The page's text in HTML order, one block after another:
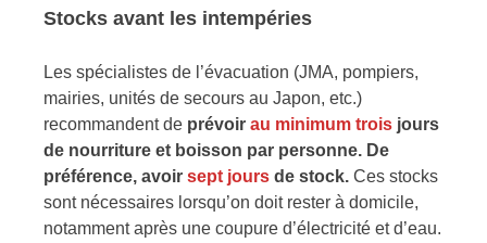
Stocks avant les intempéries
Les spécialistes de l’évacuation (JMA, pompiers,
mairies, unités de secours au Japon, etc.)
recommandent de prévoir au minimum trois jours
de nourriture et boisson par personne. De
préférence, avoir sept jours de stock. Ces stocks
sont nécessaires lorsqu’on doit rester à domicile,
notamment après une coupure d’électricité et d’eau.